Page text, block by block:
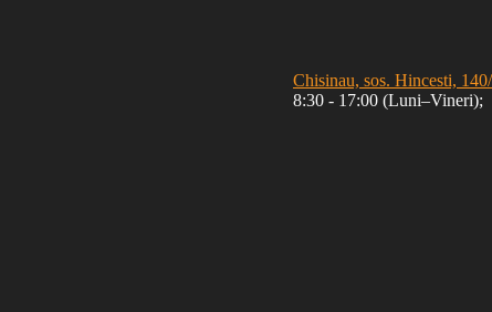
Chisinau, sos. Hincesti,
8:30 - 17:00 (Luni–Vineri);